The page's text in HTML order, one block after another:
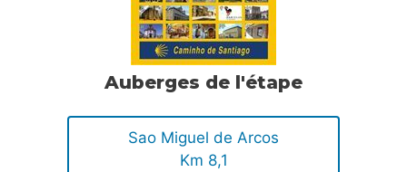
Auberges de l'étape
Sao Miguel de Arcos
Km 8,1